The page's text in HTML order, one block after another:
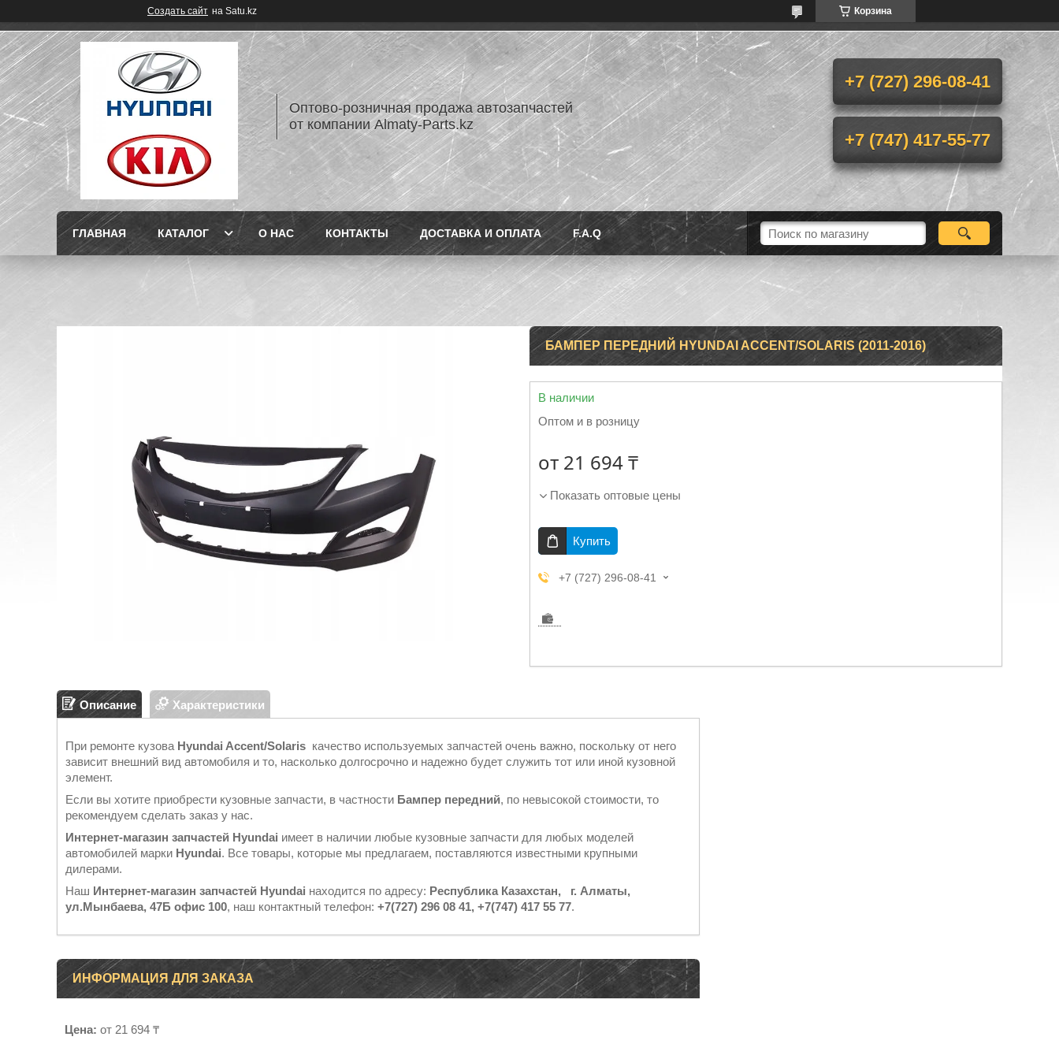
Создать сайт на Satu.kz Корзина
Оптово-розничная продажа автозапчастей
от компании Almaty-Parts.kz
+7 (727) 296-08-41
+7 (747) 417-55-77
ГЛАВНАЯ КАТАЛОГ О НАС КОНТАКТЫ ДОСТАВКА И ОПЛАТА F.A.Q
БАМПЕР ПЕРЕДНИЙ HYUNDAI ACCENT/SOLARIS (2011-2016)
В наличии
Оптом и в розницу
от 21 694 ₸
Показать оптовые цены
Купить
+7 (727) 296-08-41
Описание Характеристики
При ремонте кузова Hyundai Accent/Solaris качество используемых запчастей очень важно, поскольку от него
зависит внешний вид автомобиля и то, насколько долгосрочно и надежно будет служить тот или иной кузовной
элемент.
Если вы хотите приобрести кузовные запчасти, в частности Бампер передний, по невысокой стоимости, то
рекомендуем сделать заказ у нас.
Интернет-магазин запчастей Hyundai имеет в наличии любые кузовные запчасти для любых моделей
автомобилей марки Hyundai. Все товары, которые мы предлагаем, поставляются известными крупными
дилерами.
Наш Интернет-магазин запчастей Hyundai находится по адресу: Республика Казахстан, г. Алматы,
ул.Мынбаева, 47Б офис 100, наш контактный телефон: +7(727) 296 08 41, +7(747) 417 55 77.
ИНФОРМАЦИЯ ДЛЯ ЗАКАЗА
Цена: от 21 694 ₸